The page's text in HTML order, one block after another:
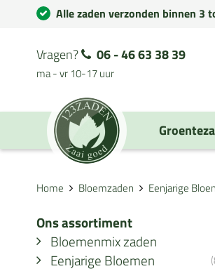
Alle zaden verzonden binnen 3
Vragen? 06 - 46 63 38 39
ma - vr 10-17 uur
Home Bloemzaden Eenjarige
Ons assortiment
Bloemenmix zaden
Eenjarige Bloemen